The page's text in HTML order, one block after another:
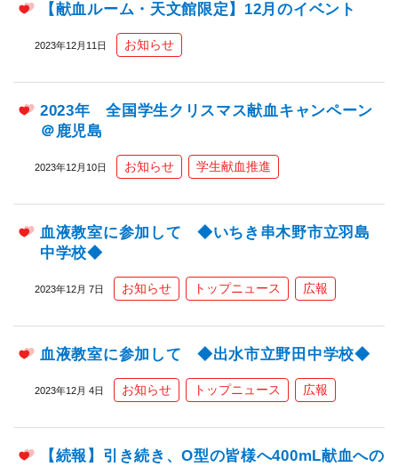
【献血ルーム・天文館限定】12月のイベント
2023年12月11日 お知らせ
2023年 全国学生クリスマス献血キャンペーン
＠鹿児島
2023年12月10日 お知らせ 学生献血推進
血液教室に参加して ◆いちき串木野市立羽島
中学校◆
2023年12月 7日 お知らせ トップニュース 広報
血液教室に参加して ◆出水市立野田中学校◆
2023年12月 4日 お知らせ トップニュース 広報
【続報】引き続き、O型の皆様へ400mL献血への